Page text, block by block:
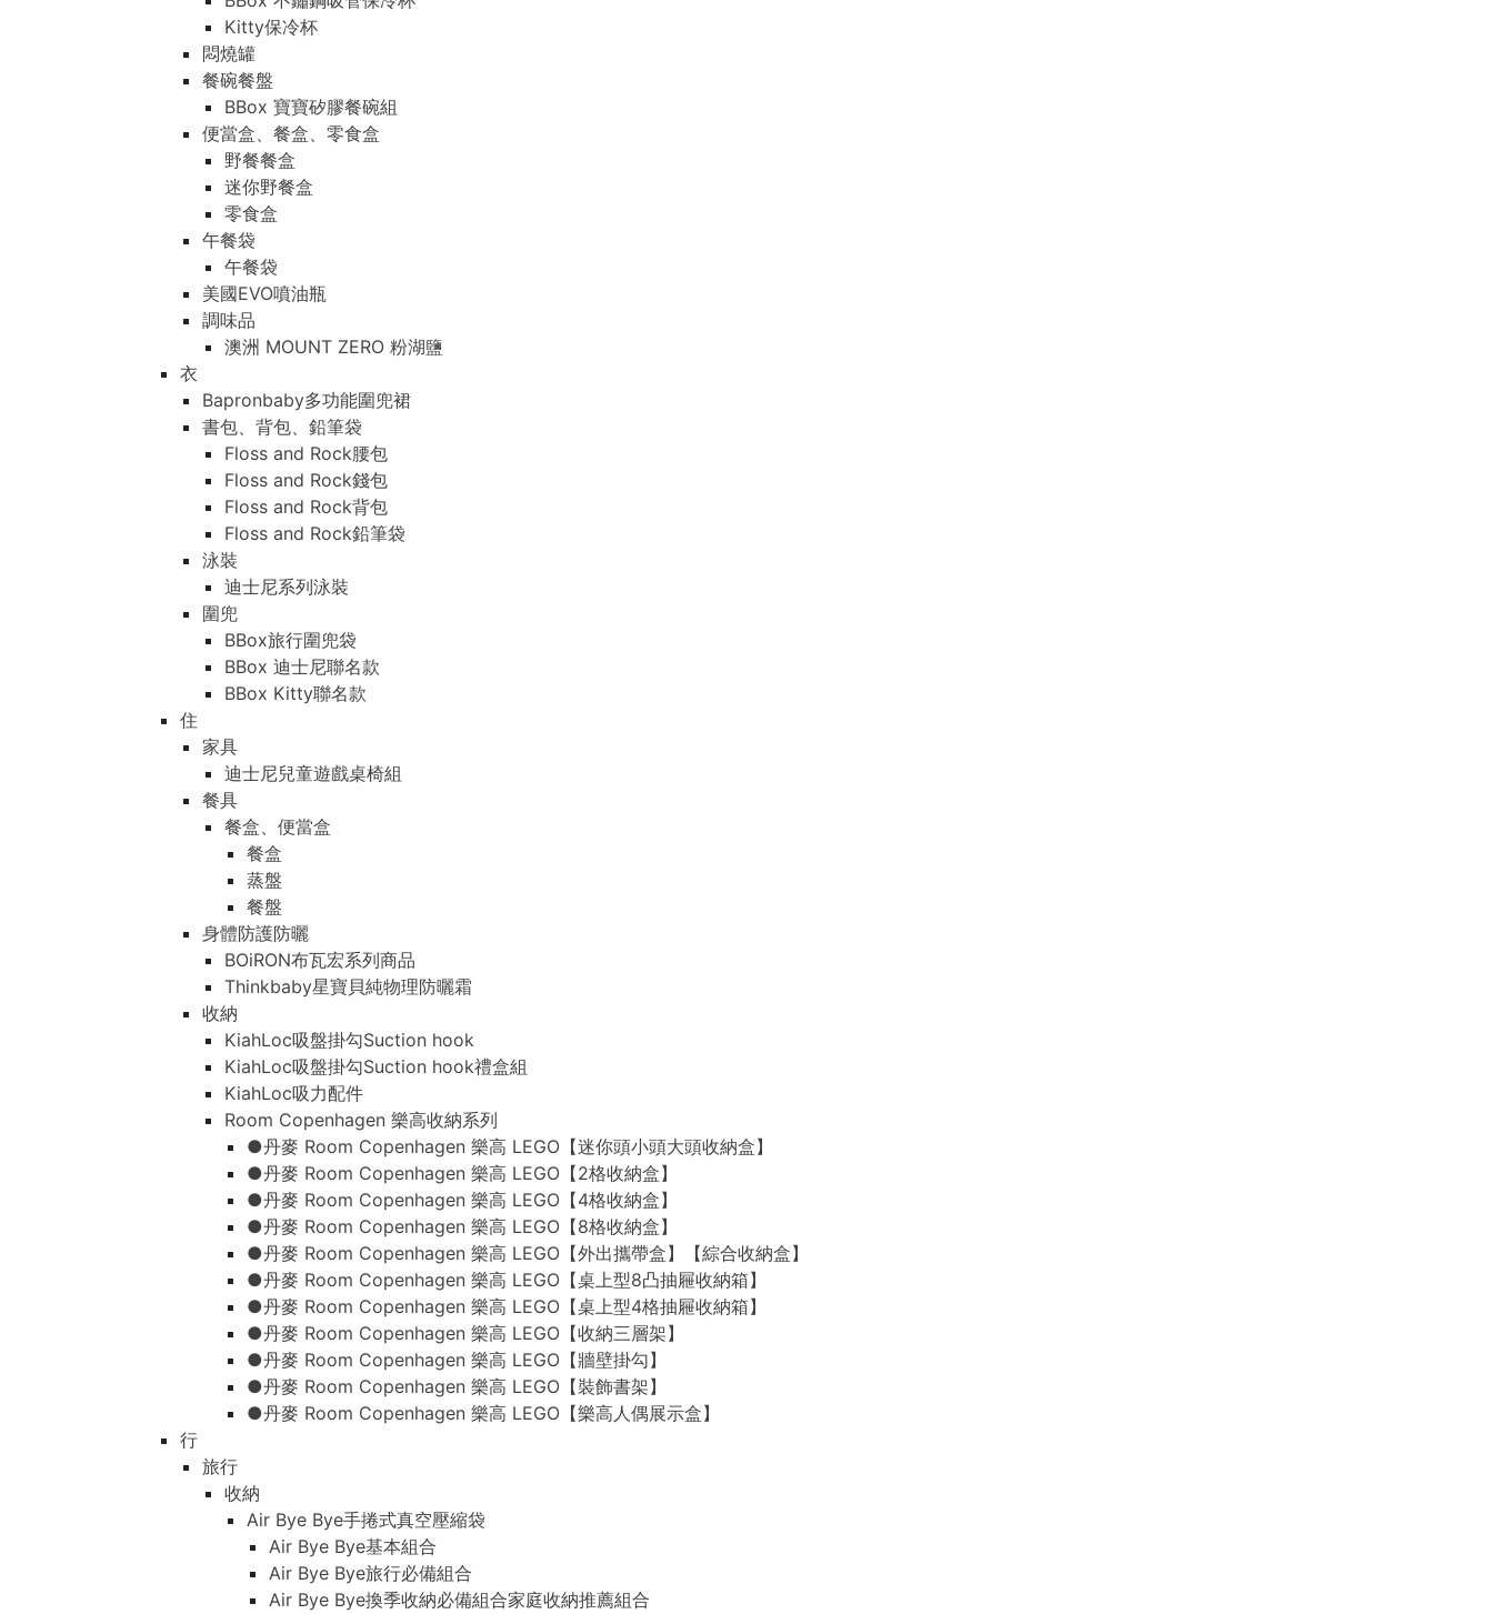
Kitty保冷杯
悶燒罐
餐碗餐盤
BBox 寶寶矽膠餐碗組
便當盒、餐盒、零食盒
野餐餐盒
迷你野餐盒
零食盒
午餐袋
午餐袋
美國EVO噴油瓶
調味品
澳洲 MOUNT ZERO 粉湖鹽
衣
Bapronbaby多功能圍兜裙
書包、背包、鉛筆袋
Floss and Rock腰包
Floss and Rock錢包
Floss and Rock背包
Floss and Rock鉛筆袋
泳裝
迪士尼系列泳裝
圍兜
BBox旅行圍兜袋
BBox 迪士尼聯名款
BBox Kitty聯名款
住
家具
迪士尼兒童遊戲桌椅組
餐具
餐盒、便當盒
餐盒
蒸盤
餐盤
身體防護防曬
BOiRON布瓦宏系列商品
Thinkbaby星寶貝純物理防曬霜
收納
KiahLoc吸盤掛勾Suction hook
KiahLoc吸盤掛勾Suction hook禮盒組
KiahLoc吸力配件
Room Copenhagen 樂高收納系列
●丹麥 Room Copenhagen 樂高 LEGO【迷你頭小頭大頭收納盒】
●丹麥 Room Copenhagen 樂高 LEGO【2格收納盒】
●丹麥 Room Copenhagen 樂高 LEGO【4格收納盒】
●丹麥 Room Copenhagen 樂高 LEGO【8格收納盒】
●丹麥 Room Copenhagen 樂高 LEGO【外出攜帶盒】【綜合收納盒】
●丹麥 Room Copenhagen 樂高 LEGO【桌上型8凸抽屜收納箱】
●丹麥 Room Copenhagen 樂高 LEGO【桌上型4格抽屜收納箱】
●丹麥 Room Copenhagen 樂高 LEGO【收納三層架】
●丹麥 Room Copenhagen 樂高 LEGO【牆壁掛勾】
●丹麥 Room Copenhagen 樂高 LEGO【裝飾書架】
●丹麥 Room Copenhagen 樂高 LEGO【樂高人偶展示盒】
行
旅行
收納
Air Bye Bye手捲式真空壓縮袋
Air Bye Bye基本組合
Air Bye Bye旅行必備組合
Air Bye Bye換季收納必備組合家庭收納推薦組合